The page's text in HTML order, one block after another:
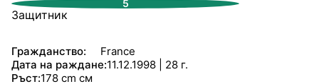
5
Защитник
Гражданство:
France
Дата на раждане:11.12.1998 | 28 г.
Ръст:178 cm см